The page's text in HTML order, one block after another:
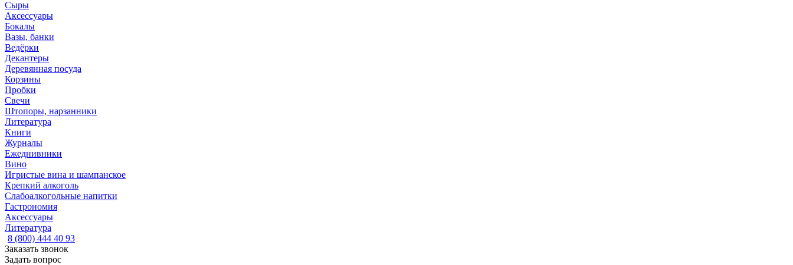
Сыры
Аксессуары
Бокалы
Вазы, банки
Ведёрки
Декантеры
Деревянная посуда
Корзины
Пробки
Свечи
Штопоры, нарзанники
Литература
Книги
Журналы
Ежеднивники
Вино
Игристые вина и шампанское
Крепкий алкоголь
Слабоалкогольные напитки
Гастрономия
Аксессуары
Литература
8 (800) 444 40 93
Заказать звонок
Задать вопрос